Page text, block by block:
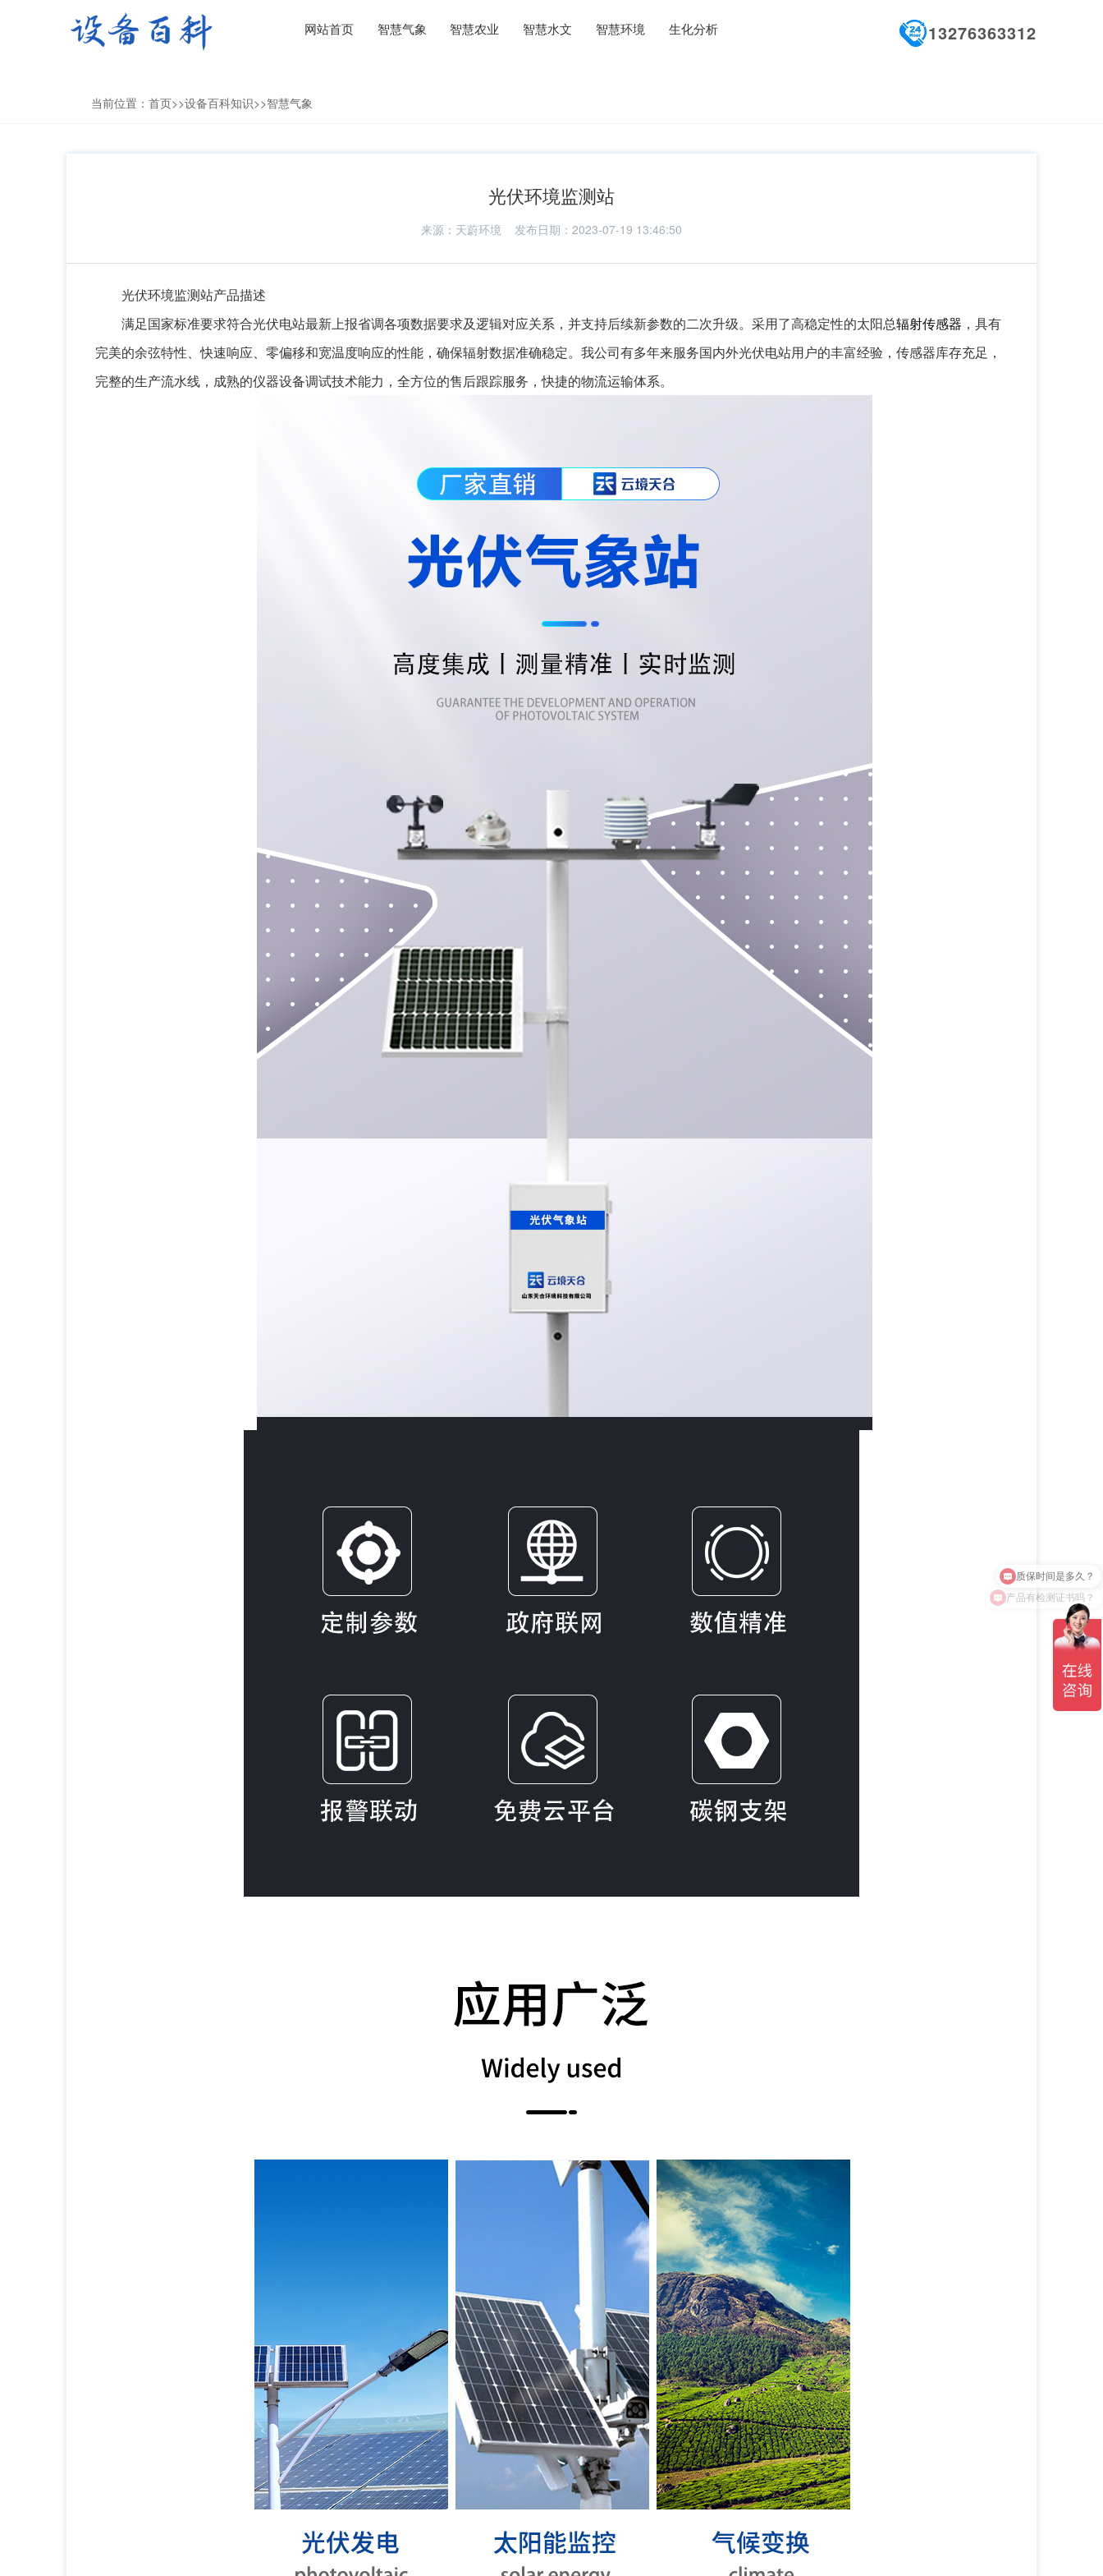
13276363312
网站首页 智慧气象 智慧农业 智慧水文 智慧环境 生化分析
当前位置： 首页>>设备百科知识>>智慧气象
光伏环境监测站
来源： 天蔚环境 发布日期：2023-07-19 13:46:50
光伏环境监测站产品描述
满足国家标准要求符合光伏电站最新上报省调各项数据要求及逻辑对应关系，并支持后续新参数的二次升级。采用了高稳定性的太阳总辐射传感器 ，具有
完美的余弦特性、快速响应、零偏移和宽温度响应的性能，确保辐射数据准确稳定。我公司有多年来服务国内外光伏电站用户的丰富经验，传感器库存充足，
完整的生产流水线，成熟的仪器设备调试技术能力，全方位的售后跟踪服务，快捷的物流运输体系。
产品有检测证书吗？